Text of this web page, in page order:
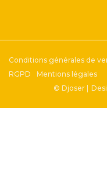
Conditions générales de
RGPD
Mentions légales
© Djoser |